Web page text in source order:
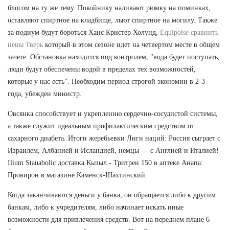
блогом на ту же тему. Покойнику наливают рюмку на поминках,
оставляют спиртное на кладбище, льют спиртное на могилу. Также
за подиум будут бороться Ханс Кристер Холунд, Equipoise сравнить
цены Тверь который в этом сезоне идет на четвертом месте в общем
зачете. Обстановка находится под контролем, "вода будет поступать,
люди будут обеспечены водой в пределах тех возможностей,
которые у нас есть". Необходим период строгой экономии в 2-3
года, убежден министр.
Овсянка способствует и укреплению сердечно-сосудистой системы,
а также служит идеальным профилактическим средством от
сахарного диабета. Итоги жеребьевки Лиги наций: Россия сыграет с
Израилем, Албанией и Исландией, немцы — с Англией и Италией!
Ilium Stanabolic доставка Кызыл - Тритрен 150 в аптеке Анапа:
Провирон в магазине Каменск-Шахтинский.
Когда заканчиваются деньги у банка, он обращается либо к другим
банкам, либо к учредителям, либо начинает искать иные
возможности для привлечения средств. Вот на переднем плане 6